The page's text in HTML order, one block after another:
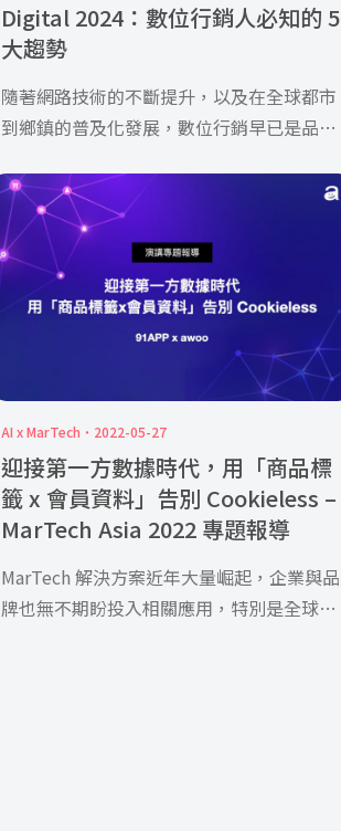
Digital 2024：數位行銷人必知的 5
大趨勢
隨著網路技術的不斷提升，以及在全球都市
到鄉鎮的普及化發展，數位行銷早已是品牌
AI x MarTech 2022-05-27
迎接第一方數據時代，用「商品標
籤 x 會員資料」告別 Cookieless –
MarTech Asia 2022 專題報導
MarTech 解決方案近年大量崛起，企業與品
牌也無不期盼投入相關應用，特別是全球市